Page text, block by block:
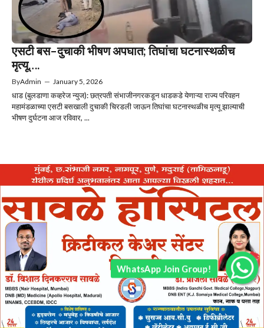
एसटी बस–दुचाकी भीषण अपघात; तिघांचा घटनास्थळीच
मृत्यू….
ByAdmin — January 5, 2026
धाड (बुलडाणा कव्हरेज न्युज): छत्रपती संभाजीनगरकडून धाडकडे येणाऱ्या राज्य परिवहन
महामंडळाच्या एसटी बसखाली दुचाकी चिरडली जाऊन तिघांचा घटनास्थळीच मृत्यू झाल्याची
भीषण दुर्घटना आज रविवार, ...
WhatsApp Join Group!